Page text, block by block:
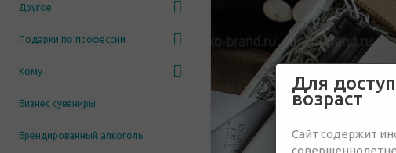
Другое
Подарки по профессии
Кому
Бизнес сувениры
Брендированный алкоголь
Для
возраст
Сайт содержит